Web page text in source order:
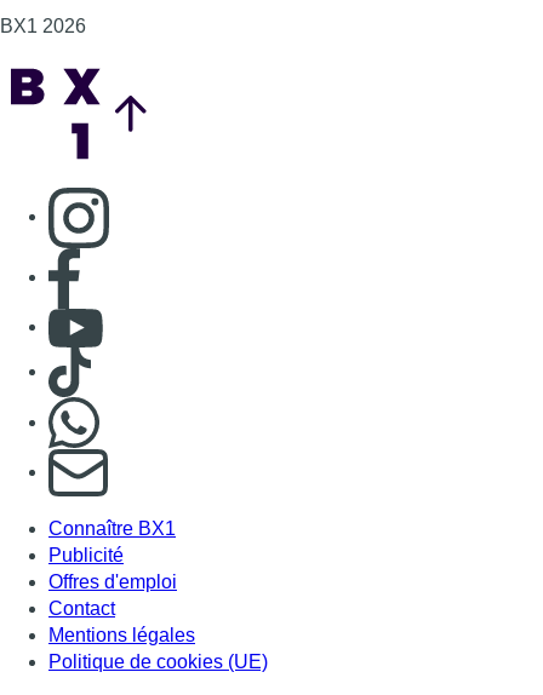
BX1 2026
Consulter page Instagram
Consulter page Facebook
Consulter Youtube
Consulter TikTok
S'abonner à notre newsletter
Connaître BX1
Publicité
Offres d'emploi
Contact
Mentions légales
Politique de cookies (UE)